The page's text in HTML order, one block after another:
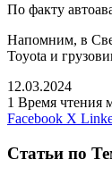
По факту
Напомним, в
Toyota и
12.03.2024
1 Время чтения
Facebook X
Статьи по